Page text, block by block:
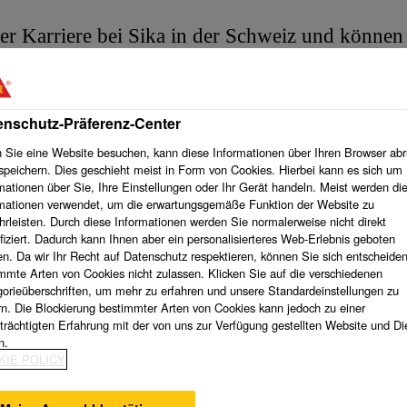
Karriere bei Sika in der Schweiz und
Sie das untenstehende Formular aus
Stellen bewerben oder uns Ihren Lebenslauf schicken
Präferenz-Center
Sie eine Website besuchen, kann diese Informationen über Ihren Browser
Dies geschieht meist in Form von Cookies. Hierbei kann es sich um
über Sie, Ihre Einstellungen oder Ihr Gerät handeln. Meist werden die
verwendet, um die erwartungsgemäße Funktion der Website zu
Durch diese Informationen werden Sie normalerweise nicht direkt
Dadurch kann Ihnen aber ein personalisierteres Web-Erlebnis geboten
Da wir Ihr Recht auf Datenschutz respektieren, können Sie sich
Arten von Cookies nicht zulassen. Klicken Sie auf die verschiedenen
um mehr zu erfahren und unsere Standardeinstellungen zu
Die Blockierung bestimmter Arten von Cookies kann jedoch zu einer
Erfahrung mit der von uns zur Verfügung gestellten Website und
POLICY